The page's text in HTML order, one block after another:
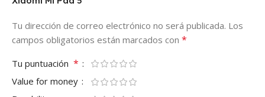
Tu dirección de correo electrónico no será publicada. Los
campos obligatorios están marcados con *
Tu puntuación *
Value for money